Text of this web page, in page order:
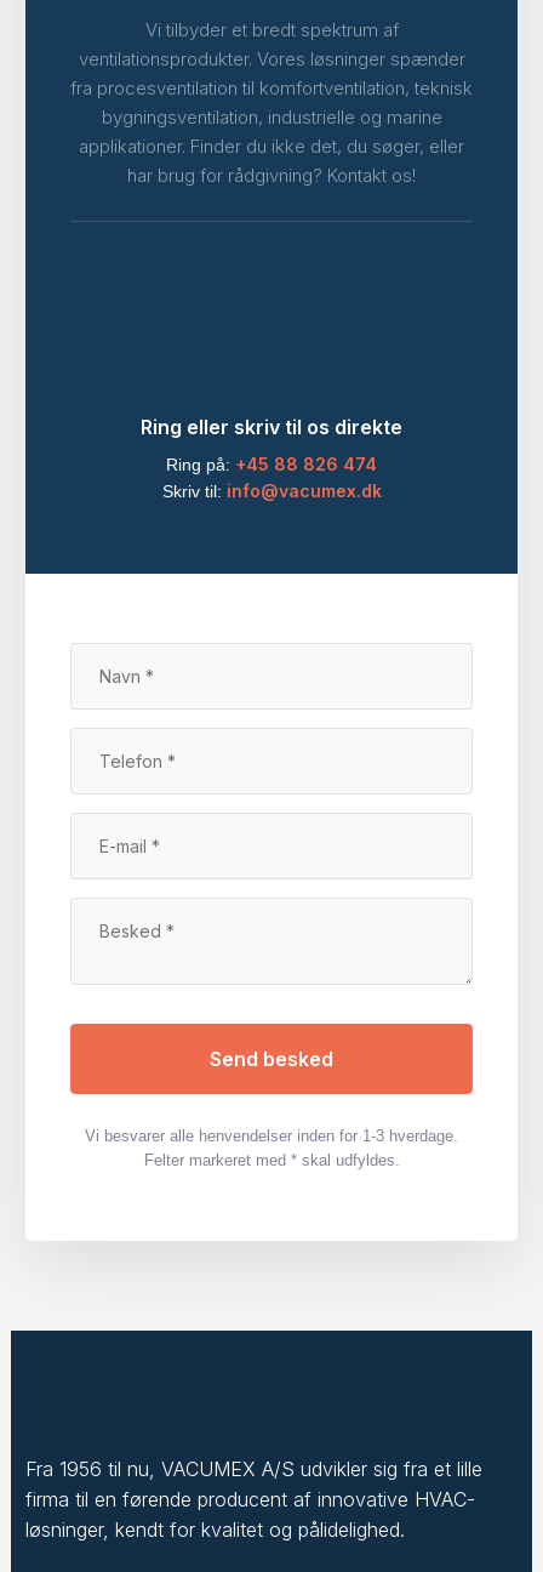
Vi tilbyder et bredt spektrum af
ventilationsprodukter. Vores løsninger spænder
fra procesventilation til komfortventilation, teknisk
bygningsventilation, industrielle og marine
applikationer. Finder du ikke det, du søger, eller
har brug for rådgivning? Kontakt os!
Ring eller skriv til os direkte
Ring på: +45 88 826 474
Skriv til: info@vacumex.dk
Vi besvarer alle henvendelser inden for 1-3 hverdage.
Felter markeret med * skal udfyldes.
Fra 1956 til nu, VACUMEX A/S udvikler sig fra et lille
firma til en førende producent af innovative HVAC-
løsninger, kendt for kvalitet og pålidelighed.